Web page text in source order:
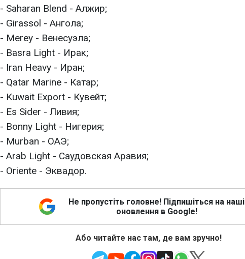
- Saharan Blend - Алжир;
- Girassol - Ангола;
- Merey - Венесуэла;
- Basra Light - Ирак;
- Iran Heavy - Иран;
- Qatar Marine - Катар;
- Kuwait Export - Кувейт;
- Es Sider - Ливия;
- Bonny Light - Нигерия;
- Murban - ОАЭ;
- Arab Light - Саудовская Аравия;
- Oriente - Эквадор.
Не пропустіть головне! Підпишіться на наші
оновлення в Google!
Або читайте нас там, де вам зручно!